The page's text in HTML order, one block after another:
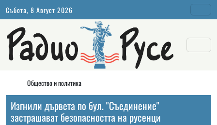
Събота, 8 Август 2026
Общество и политика
Изгнили дървета по бул. "Съединение"
застрашават безопасността на русенци